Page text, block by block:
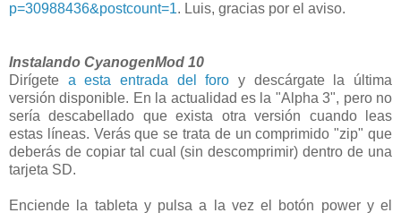
p=30988436&postcount=1. Luis, gracias por el aviso.
Instalando CyanogenMod 10
Dirígete a esta entrada del foro y descárgate la última
versión disponible. En la actualidad es la "Alpha 3", pero no
sería descabellado que exista otra versión cuando leas
estas líneas. Verás que se trata de un comprimido "zip" que
deberás de copiar tal cual (sin descomprimir) dentro de una
tarjeta SD.
Enciende la tableta y pulsa a la vez el botón power y el